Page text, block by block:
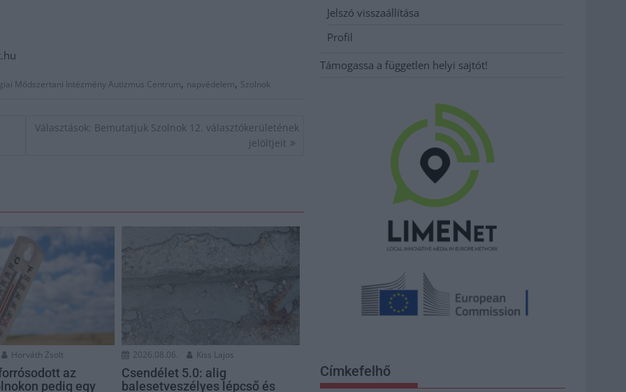
Módszertani Intézmény Autizmus Centrum, napvédelem, Szolnok
Választások: Bemutatjuk Szolnok 12. választókerületének
jelöltjeit
Horváth Zsolt
az
pedig egy
2026.08.06. Kiss Lajos
Csendélet 5.0: alig
balesetveszélyes lépcső és
Jelszó visszaállítása
Profil
Támogassa a független helyi sajtót!
Címkefelhő